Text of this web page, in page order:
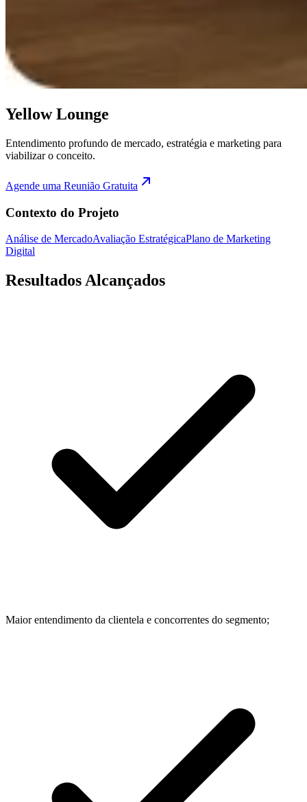
Yellow Lounge
Entendimento profundo de mercado, estratégia e marketing para
viabilizar o conceito.
Agende uma Reunião Gratuita
Contexto do Projeto
Análise de MercadoAvaliação EstratégicaPlano de Marketing
Digital
Resultados Alcançados
Maior entendimento da clientela e concorrentes do segmento;